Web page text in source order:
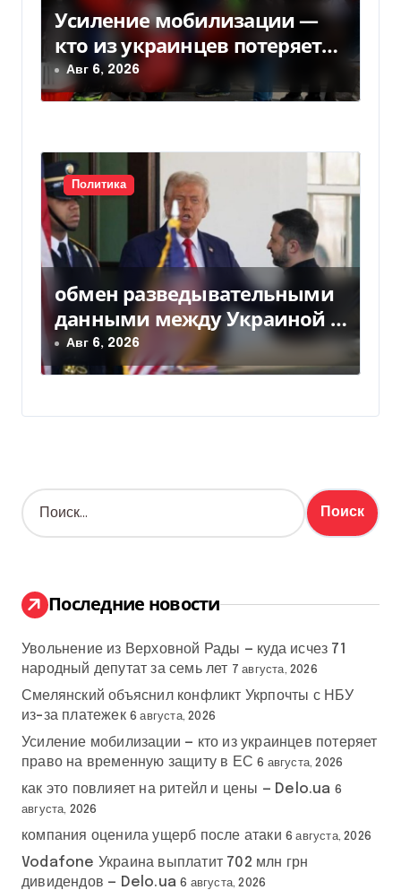
Усиление мобилизации —
кто из украинцев потеряет
право на временную защиту
в ЕС
Авг 6, 2026
Политика
обмен разведывательными
данными между Украиной и
США значительно вырос, —
Politico
Авг 6, 2026
Н
а
:
Последние новости
Увольнение из Верховной Рады — куда исчез 71
народный депутат за семь лет 7 августа, 2026
Смелянский объяснил конфликт Укрпочты с НБУ
из-за платежек 6 августа, 2026
Усиление мобилизации — кто из украинцев потеряет
право на временную защиту в ЕС 6 августа, 2026
как это повлияет на ритейл и цены — Delo.ua 6
августа, 2026
компания оценила ущерб после атаки 6 августа, 2026
Vodafone Украина выплатит 702 млн грн
дивидендов — Delo.ua 6 августа, 2026